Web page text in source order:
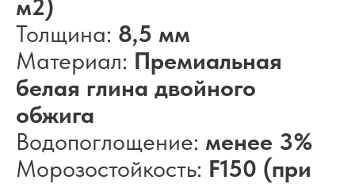
м2)
Толщина: 8,5 мм
Материал: Премиальная
белая глина двойного
обжига
Водопоглощение: менее 3%
Морозостойкость: F150 (при